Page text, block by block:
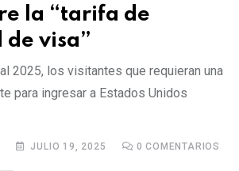
la “tarifa de
visa”
2025, los visitantes que requieran una
para ingresar a Estados Unidos
JULIO 19, 2025 0 COMENTARIOS